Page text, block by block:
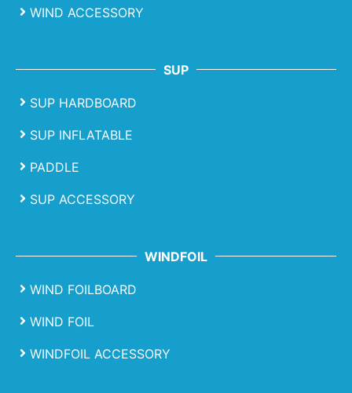
WIND ACCESSORY
SUP
SUP HARDBOARD
SUP INFLATABLE
PADDLE
SUP ACCESSORY
WINDFOIL
WIND FOILBOARD
WIND FOIL
WINDFOIL ACCESSORY